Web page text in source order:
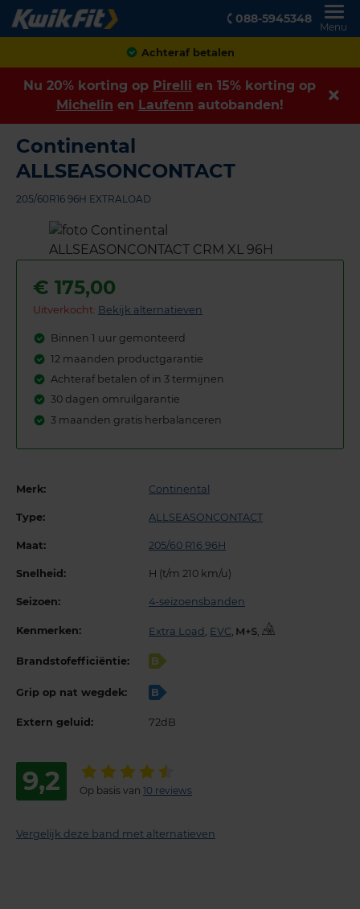
088-5945348
Menu
Achteraf betalen
Nu 20% korting op Pirelli en 15% korting op
Michelin en Laufenn autobanden!
Continental
ALLSEASONCONTACT
205/60R16 96H EXTRALOAD
€ 175,00
Uitverkocht: Bekijk alternatieven
Binnen 1 uur gemonteerd
12 maanden productgarantie
Achteraf betalen of in 3 termijnen
30 dagen omruilgarantie
3 maanden gratis herbalanceren
Merk: Continental
Type: ALLSEASONCONTACT
Maat: 205/60 R16 96H
Snelheid: H (t/m 210 km/u)
Seizoen: 4-seizoensbanden
Kenmerken: Extra Load , EVC, ,
Brandstofefficiëntie: B
Grip op nat wegdek: B
Extern geluid: 72dB
9,2 Op basis van 10 reviews
Vergelijk deze band met alternatieven